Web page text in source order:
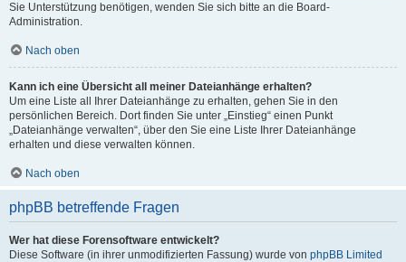
Sie Unterstützung benötigen, wenden Sie sich bitte an die Board-
Administration.
Nach oben
Kann ich eine Übersicht all meiner Dateianhänge erhalten?
Um eine Liste all Ihrer Dateianhänge zu erhalten, gehen Sie in den
persönlichen Bereich. Dort finden Sie unter „Einstieg“ einen Punkt
„Dateianhänge verwalten“, über den Sie eine Liste Ihrer Dateianhänge
erhalten und diese verwalten können.
Nach oben
phpBB betreffende Fragen
Wer hat diese Forensoftware entwickelt?
Diese Software (in ihrer unmodifizierten Fassung) wurde von phpBB Limited